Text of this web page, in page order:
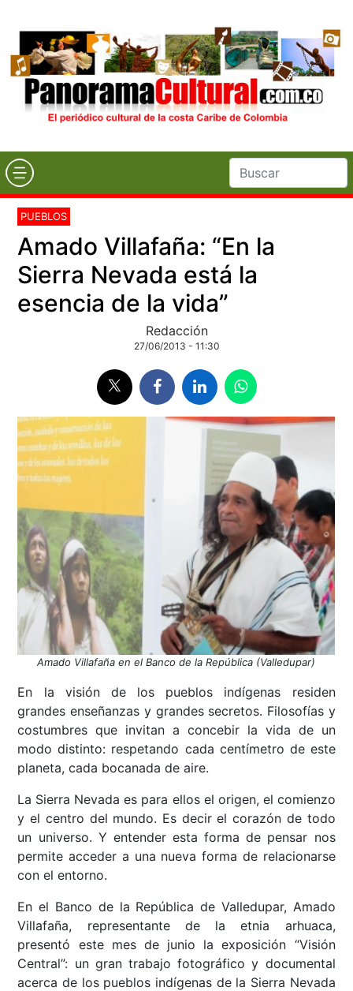
PUEBLOS
Amado Villafaña: “En la
Sierra Nevada está la
esencia de la vida”
Redacción
27/06/2013 - 11:30
Amado Villafaña en el Banco de la República (Valledupar)
En la visión de los pueblos indígenas residen
grandes enseñanzas y grandes secretos. Filosofías y
costumbres que invitan a concebir la vida de un
modo distinto: respetando cada centímetro de este
planeta, cada bocanada de aire.
La Sierra Nevada es para ellos el origen, el comienzo
y el centro del mundo. Es decir el corazón de todo
un universo. Y entender esta forma de pensar nos
permite acceder a una nueva forma de relacionarse
con el entorno.
En el Banco de la República de Valledupar, Amado
Villafaña, representante de la etnia arhuaca,
presentó este mes de junio la exposición “Visión
Central”: un gran trabajo fotográfico y documental
acerca de los pueblos indígenas de la Sierra Nevada